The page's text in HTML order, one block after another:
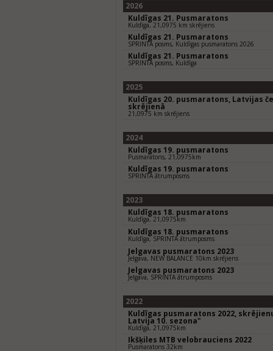
2026
Kuldīgas 21. Pusmaratons
Kuldīga, 21,0975 km skrējiens
Kuldīgas 21. Pusmaratons
SPRINTA posms, Kuldīgas pusmaratons 2026
Kuldīgas 21. Pusmaratons
SPRINTA posms, Kuldīga
2025
Kuldīgas 20. pusmaratons, Latvijas
skrējienā
21,0975 km skrējiens
2024
Kuldīgas 19. pusmaratons
Pusmaratons, 21,0975km
Kuldīgas 19. pusmaratons
SPRINTA ātrumposms
2023
Kuldīgas 18. pusmaratons
Kuldīga, 21,0975km
Kuldīgas 18. pusmaratons
Kuldīga, SPRINTA ātrumposms
Jelgavas pusmaratons 2023
Jelgava, NEW BALANCE 10km skrējiens
Jelgavas pusmaratons 2023
Jelgava, SPRINTA ātrumposms
2022
Kuldīgas pusmaratons 2022,
Latvija 10. sezona"
Kuldīga, 21,0975km
Ikšķiles MTB velobrauciens 2022
Pusmaratons 32km